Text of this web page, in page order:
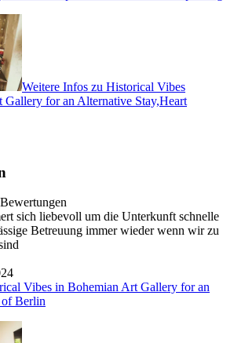
Weitere Infos zu Historical Vibes
Gallery for an Alternative Stay,Heart
sich liebevoll um die Unterkunft schnelle
Betreuung immer wieder wenn wir zu
Vibes in Bohemian Art Gallery for an
of Berlin